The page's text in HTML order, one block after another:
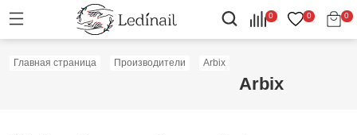
0 0 0
Главная страница Производители Arbix
Arbix